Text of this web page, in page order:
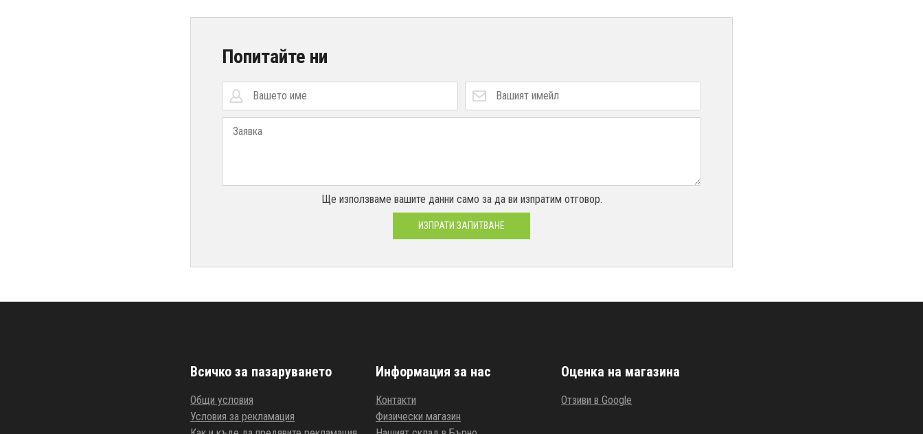
Попитайте ни
Ще използваме вашите данни само за да ви изпратим отговор.
ИЗПРАТИ ЗАПИТВАНЕ
Всичко за пазаруването
Общи условия
Условия за рекламация
Информация за нас
Контакти
Физически магазин
Оценка на магазина
Отзиви в Google